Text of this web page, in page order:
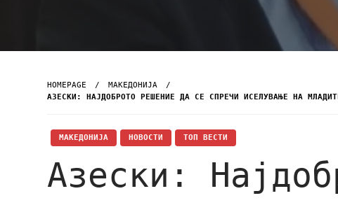
HOMEPAGE
МАКЕДОНИЈА
АЗЕСКИ: НАЈДОБРОТО РЕШЕНИЕ ДА СЕ СПРЕЧИ ИСЕЛУВАЊЕ НА
МАКЕДОНИЈА НОВОСТИ ТОП ВЕСТИ
Азески: